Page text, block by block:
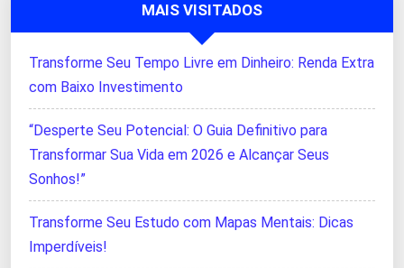
MAIS VISITADOS
Transforme Seu Tempo Livre em Dinheiro: Renda Extra
com Baixo Investimento
“Desperte Seu Potencial: O Guia Definitivo para
Transformar Sua Vida em 2026 e Alcançar Seus
Sonhos!”
Transforme Seu Estudo com Mapas Mentais: Dicas
Imperdíveis!